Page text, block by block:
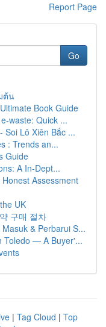
Report Page
Go
ต้น
Book Guide
waste: Quick ...
Soi Lô Xiên Bắc ...
: Trends an...
Guide
A In-Dept...
Assessment
UK
구매 절차
& Perbarui S...
Toledo — A Buyer'...
| Tag Cloud | Top